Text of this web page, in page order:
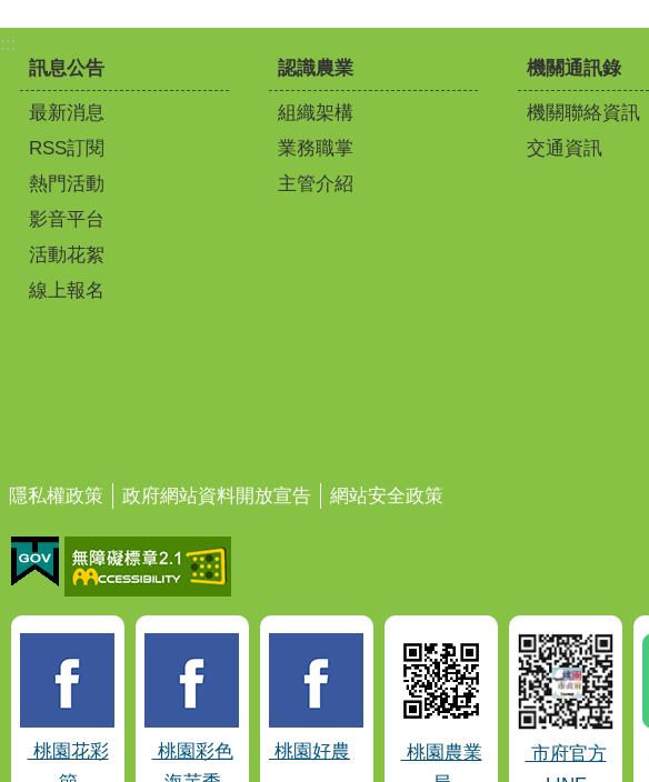
:::
訊息公告
最新消息
RSS訂閱
熱門活動
影音平台
活動花絮
線上報名
認識農業
組織架構
業務職掌
主管介紹
機關通訊錄
機關聯絡資訊
交通資訊
隱私權政策 政府網站資料開放宣告 網站安全政策
桃園花彩
桃園彩色
桃園好農
桃園農業
市府官方